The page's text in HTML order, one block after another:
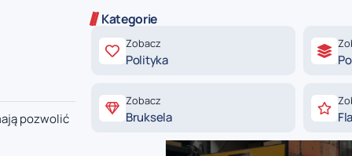
pozwolić
Kategorie
Zobacz
Polityka
Zobacz
Bruksela